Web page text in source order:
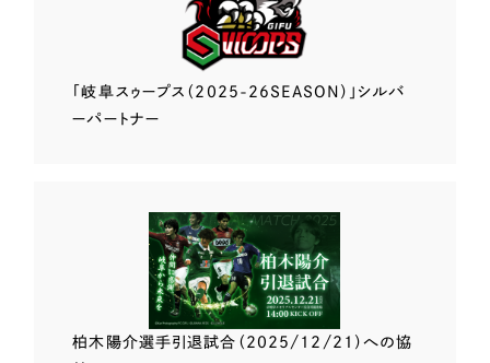
「岐阜スゥープス （2025-26SEASON）」 シルバ
ーパートナー
柏木陽介選手引退試合（2025/12/21）への協